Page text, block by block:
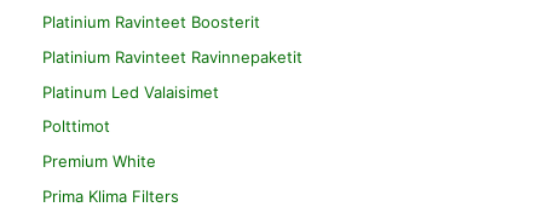
Platinium Ravinteet Boosterit
Platinium Ravinteet Ravinnepaketit
Platinum Led Valaisimet
Polttimot
Premium White
Prima Klima Filters